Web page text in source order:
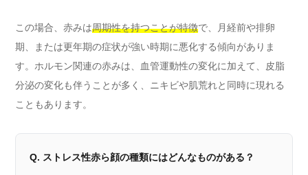
この場合、赤みは周期性を持つことが特徴で、月経前や排卵
期、または更年期の症状が強い時期に悪化する傾向がありま
す。ホルモン関連の赤みは、血管運動性の変化に加えて、皮脂
分泌の変化も伴うことが多く、ニキビや肌荒れと同時に現れる
こともあります。
Q. ストレス性赤ら顔の種類にはどんなものがある？